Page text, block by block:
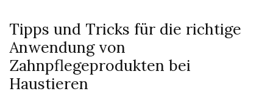
Tipps und Tricks für die richtige
Anwendung von
Zahnpflegeprodukten bei
Haustieren